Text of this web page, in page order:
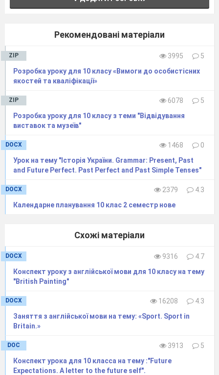
Рекомендовані матеріали
ZIP 3995
5
Розробка уроку для 10 класу «Вимоги до особистісних
якостей та кваліфікації»
ZIP 6078
5
Розробка уроку для 10 класу з теми "Відвідування
виставок та музеїв"
DOCX 1468
0
Урок на тему "Історія України. Grammar: Present, Past
and Future Perfect. Past Perfect and Past Simple Tenses"
DOCX 2379
4.3
Календарне планування 10 клас 2 семестр нове
Схожі матеріали
DOCX 9316
4.7
Конспект уроку з англійської мови для 10 класу на тему
"British Painting"
DOCX 16208
4.3
Заняття з англійської мови на тему: «Sport. Sport in
Britain.»
DOC 3913
5
Конспект урока для 10 класса на тему :"Future
Expectations. A letter to the future self".